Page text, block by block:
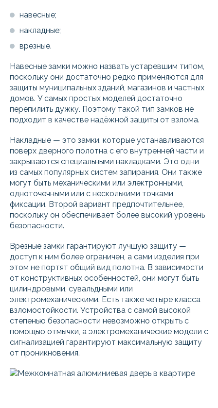
навесные;
накладные;
врезные.
Навесные замки можно назвать устаревшим типом,
поскольку они достаточно редко применяются для
защиты муниципальных зданий, магазинов и частных
домов. У самых простых моделей достаточно
перепилить дужку. Поэтому такой тип замков не
подходит в качестве надёжной защиты от взлома.
Накладные — это замки, которые устанавливаются
поверх дверного полотна с его внутренней части и
закрываются специальными накладками. Это одни
из самых популярных систем запирания. Они также
могут быть механическими или электронными,
одноточечными или с несколькими точками
фиксации. Второй вариант предпочтительнее,
поскольку он обеспечивает более высокий уровень
безопасности.
Врезные замки гарантируют лучшую защиту —
доступ к ним более ограничен, а сами изделия при
этом не портят общий вид полотна. В зависимости
от конструктивных особенностей, они могут быть
цилиндровыми, сувальдными или
электромеханическими. Есть также четыре класса
взломостойкости. Устройства с самой высокой
степенью безопасности невозможно открыть с
помощью отмычки, а электромеханические модели с
сигнализацией гарантируют максимальную защиту
от проникновения.